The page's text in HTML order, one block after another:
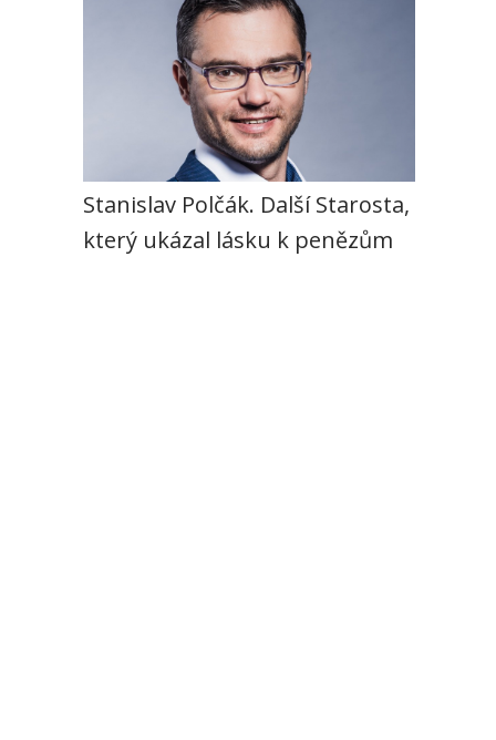
Stanislav Polčák. Další Starosta,
který ukázal lásku k penězům